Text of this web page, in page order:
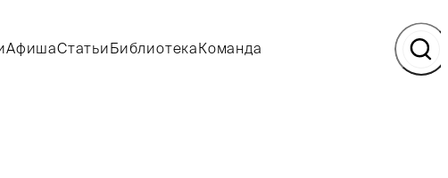
АфишаСтатьиБиблиотекаКоманда